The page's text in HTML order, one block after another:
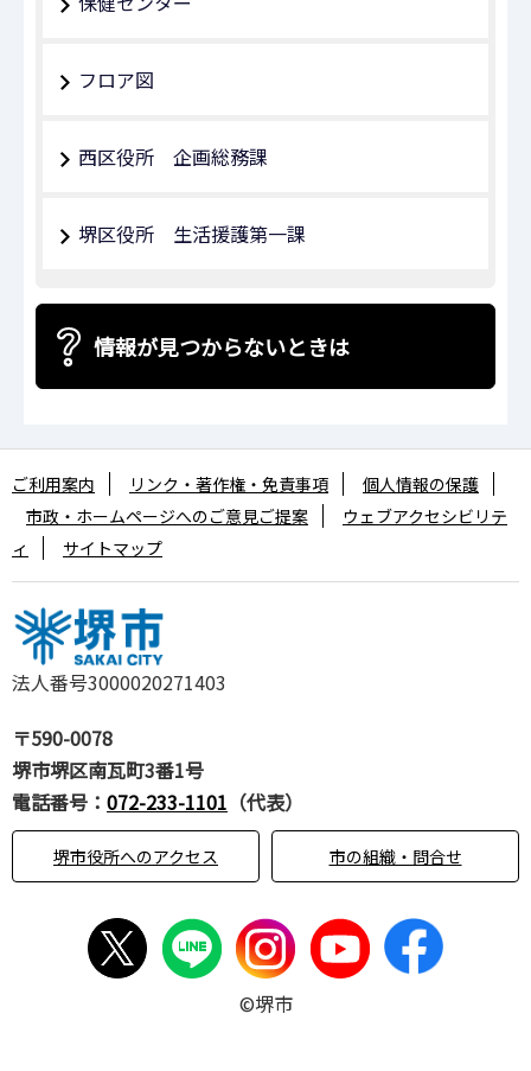
フロア図
西区役所 企画総務課
堺区役所 生活援護第一課
情報が見つからないときは
法人番号3000020271403
〒590-0078
堺市堺区南瓦町3番1号
電話番号： 072-233-1101 （代表）
堺市役所へのアクセス 市の組織・問合せ
ご利用案内 リンク・著作権・免責事項
個人情報の保護
市政・ホームページへのご意見ご提案
ウェブアクセシビリテ
ィ
サイトマップ
©堺市